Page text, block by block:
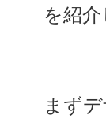
を紹介
まず